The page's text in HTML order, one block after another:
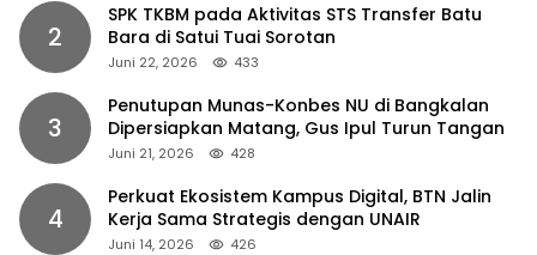
2
SPK TKBM pada Aktivitas STS Transfer Batu
Bara di Satui Tuai Sorotan
Juni 22, 2026 433
3
Penutupan Munas-Konbes NU di Bangkalan
Dipersiapkan Matang, Gus Ipul Turun Tangan
Juni 21, 2026 428
4
Perkuat Ekosistem Kampus Digital, BTN Jalin
Kerja Sama Strategis dengan UNAIR
Juni 14, 2026 426